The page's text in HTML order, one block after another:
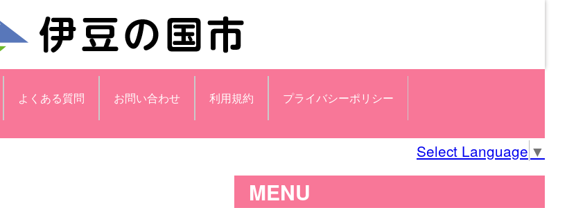
よくある質問 お問い合わせ 利用規約 プライバシーポリシー
Select Language ▼
MENU